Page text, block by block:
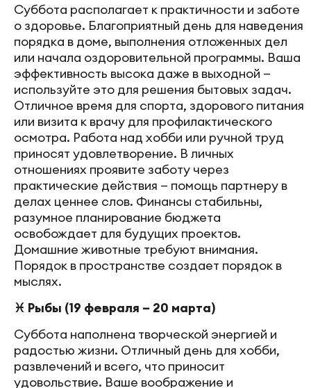
Суббота располагает к практичности и заботе
о здоровье. Благоприятный день для наведения
порядка в доме, выполнения отложенных дел
или начала оздоровительной программы. Ваша
эффективность высока даже в выходной —
используйте это для решения бытовых задач.
Отличное время для спорта, здорового питания
или визита к врачу для профилактического
осмотра. Работа над хобби или ручной труд
приносят удовлетворение. В личных
отношениях проявите заботу через
практические действия — помощь партнеру в
делах ценнее слов. Финансы стабильны,
разумное планирование бюджета
освобождает для будущих проектов.
Домашние животные требуют внимания.
Порядок в пространстве создает порядок в
мыслях.
♓ Рыбы (19 февраля – 20 марта)
Суббота наполнена творческой энергией и
радостью жизни. Отличный день для хобби,
развлечений и всего, что приносит
удовольствие. Ваше воображение и